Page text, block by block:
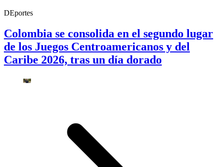
DEportes
Colombia se consolida en el segundo lugar
de los Juegos Centroamericanos y del
Caribe 2026, tras un día dorado